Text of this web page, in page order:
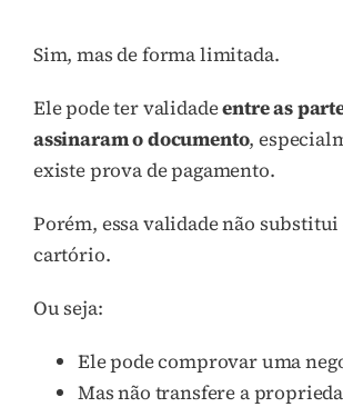
Sim, mas de forma limitada.
Ele pode ter validadeentre as
assinaram o documento,
existe prova de pagamento.
Porém, essa validade não
cartório.
Ou seja:
Ele pode comprovar uma
Mas não transfere a